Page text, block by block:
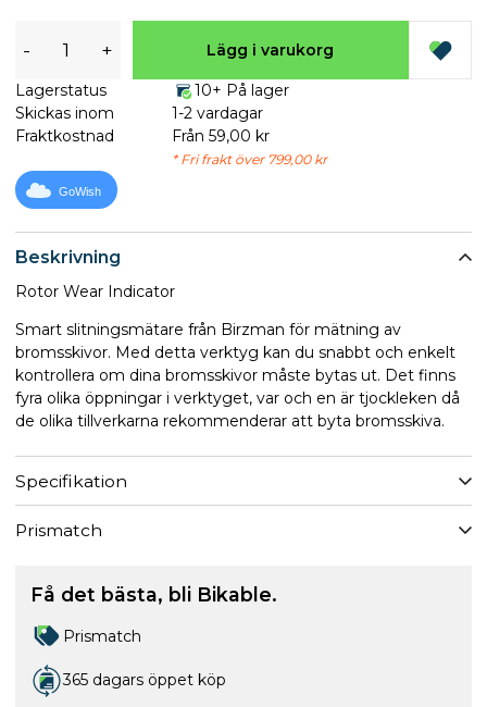
Beskrivning
Rotor Wear Indicator
Smart slitningsmätare från Birzman för mätning av
bromsskivor. Med detta verktyg kan du snabbt och enkelt
kontrollera om dina bromsskivor måste bytas ut. Det finns
fyra olika öppningar i verktyget, var och en är tjockleken då
de olika tillverkarna rekommenderar att byta bromsskiva.
Specifikation
Prismatch
- + Lägg i varukorg
Lagerstatus
10+ På lager
Skickas inom
1-2 vardagar
Fraktkostnad
Från 59,00 kr
* Fri frakt över 799,00 kr
GoWish
Få det bästa, bli Bikable.
Prismatch
365 dagars öppet köp